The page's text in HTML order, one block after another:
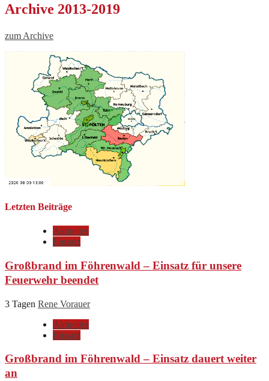
Archive 2013-2019
zum Archive
Letzten Beiträge
Aktuelles
Einsatz
Großbrand im Föhrenwald – Einsatz für unsere
Feuerwehr beendet
3 Tagen Rene Vorauer
Aktuelles
Einsatz
Großbrand im Föhrenwald – Einsatz dauert weiter
an